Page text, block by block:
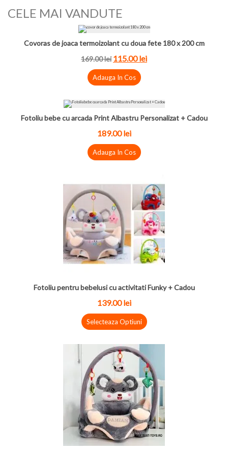
CELE MAI VANDUTE
Covoras de joaca termoizolant cu doua fete 180 x 200 cm
169.00lei 115.00lei
Adauga In Cos
Fotoliu bebe cu arcada Print Albastru Personalizat + Cadou
189.00lei
Adauga In Cos
Fotoliu pentru bebelusi cu activitati Funky + Cadou
139.00lei
Selecteaza Optiuni